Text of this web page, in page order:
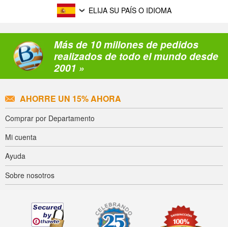
ELIJA SU PAÍS O IDIOMA
Más de 10 millones de pedidos
realizados de todo el mundo desde
2001 »
AHORRE UN 15% AHORA
Comprar por Departamento
Mi cuenta
Ayuda
Sobre nosotros